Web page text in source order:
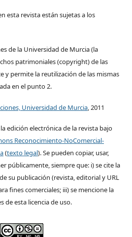
esta revista están sujetas a los
de la Universidad de Murcia (la
patrimoniales (copyright) de las
y permite la reutilización de las mismas
en el punto 2.
Universidad de Murcia, 2011
edición electrónica de la revista bajo
Reconocimiento-NoComercial-
(texto legal). Se pueden copiar, usar,
públicamente, siempre que: i) se cite la
su publicación (revista, editorial y URL
fines comerciales; iii) se mencione la
de esta licencia de uso.